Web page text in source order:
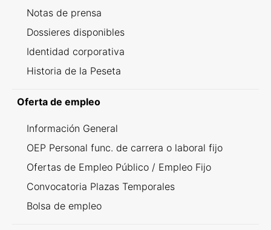
Notas de prensa
Dossieres disponibles
Identidad corporativa
Historia de la Peseta
Oferta de empleo
Información General
OEP Personal func. de carrera o laboral fijo
Ofertas de Empleo Público / Empleo Fijo
Convocatoria Plazas Temporales
Bolsa de empleo